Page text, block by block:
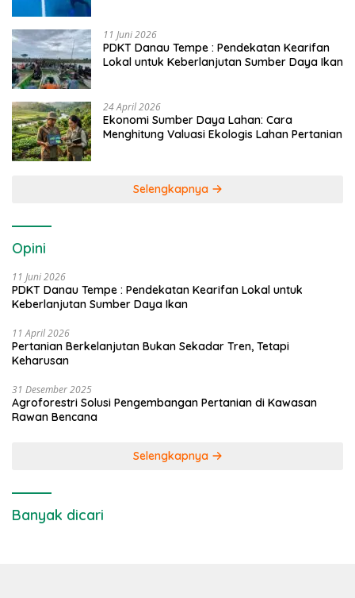
11 Juni 2026
PDKT Danau Tempe : Pendekatan Kearifan
Lokal untuk Keberlanjutan Sumber Daya Ikan
24 April 2026
Ekonomi Sumber Daya Lahan: Cara
Menghitung Valuasi Ekologis Lahan Pertanian
Selengkapnya
Opini
11 Juni 2026
PDKT Danau Tempe : Pendekatan Kearifan Lokal untuk
Keberlanjutan Sumber Daya Ikan
11 April 2026
Pertanian Berkelanjutan Bukan Sekadar Tren, Tetapi
Keharusan
31 Desember 2025
Agroforestri Solusi Pengembangan Pertanian di Kawasan
Rawan Bencana
Selengkapnya
Banyak dicari